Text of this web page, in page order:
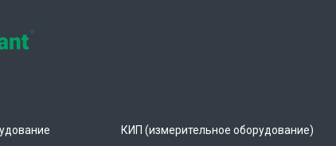
КИП (измерительное оборудование)